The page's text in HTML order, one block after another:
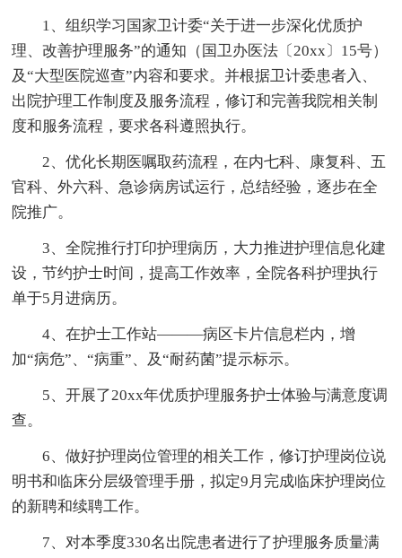
1、组织学习国家卫计委“关于进一步深化优质护
理、改善护理服务”的通知（国卫办医法〔20xx〕15号）
及“大型医院巡查”内容和要求。并根据卫计委患者入、
出院护理工作制度及服务流程，修订和完善我院相关制
度和服务流程，要求各科遵照执行。
2、优化长期医嘱取药流程，在内七科、康复科、五
官科、外六科、急诊病房试运行，总结经验，逐步在全
院推广。
3、全院推行打印护理病历，大力推进护理信息化建
设，节约护士时间，提高工作效率，全院各科护理执行
单于5月进病历。
4、在护士工作站———病区卡片信息栏内，增
加“病危”、“病重”、及“耐药菌”提示标示。
5、开展了20xx年优质护理服务护士体验与满意度调
查。
6、做好护理岗位管理的相关工作，修订护理岗位说
明书和临床分层级管理手册，拟定9月完成临床护理岗位
的新聘和续聘工作。
7、对本季度330名出院患者进行了护理服务质量满